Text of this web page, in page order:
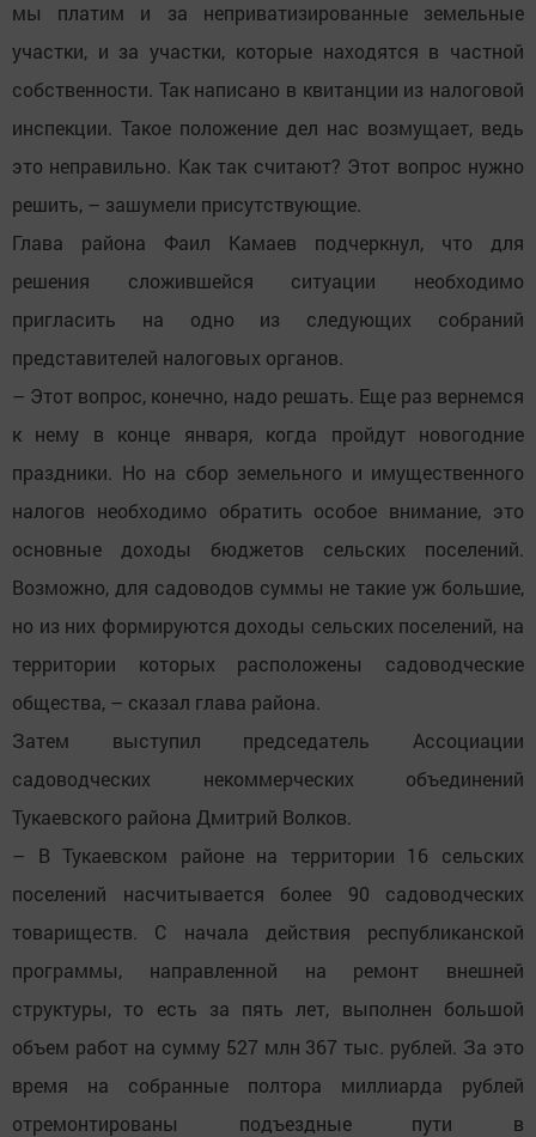
мы платим и за неприватизированные земельные
участки, и за участки, которые находятся в частной
собственности. Так написано в квитанции из налоговой
инспекции. Такое положение дел нас возмущает, ведь
это неправильно. Как так считают? Этот вопрос нужно
решить, – зашумели присутствующие.
Глава района Фаил Камаев подчеркнул, что для
решения сложившейся ситуации необходимо
пригласить на одно из следующих собраний
представителей налоговых органов.
– Этот вопрос, конечно, надо решать. Еще раз вернемся
к нему в конце января, когда пройдут новогодние
праздники. Но на сбор земельного и имущественного
налогов необходимо обратить особое внимание, это
основные доходы бюджетов сельских поселений.
Возможно, для садоводов суммы не такие уж большие,
но из них формируются доходы сельских поселений, на
территории которых расположены садоводческие
общества, – сказал глава района.
Затем выступил председатель Ассоциации
садоводческих некоммерческих объединений
Тукаевского района Дмитрий Волков.
– В Тукаевском районе на территории 16 сельских
поселений насчитывается более 90 садоводческих
товариществ. С начала действия республиканской
программы, направленной на ремонт внешней
структуры, то есть за пять лет, выполнен большой
объем работ на сумму 527 млн 367 тыс. рублей. За это
время на собранные полтора миллиарда рублей
отремонтированы подъездные пути в